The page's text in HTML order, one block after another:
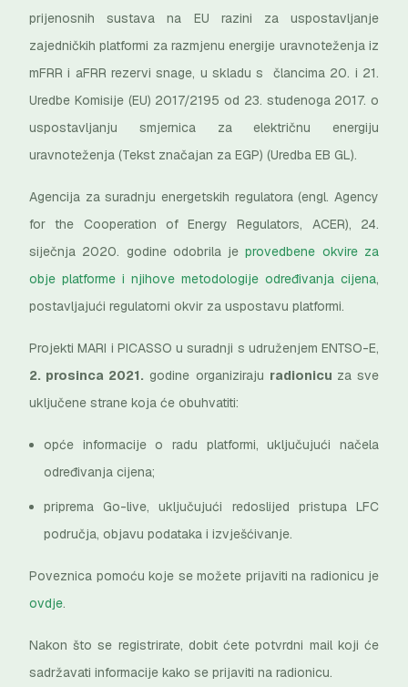
prijenosnih sustava na EU razini za uspostavljanje
zajedničkih platformi za razmjenu energije uravnoteženja iz
mFRR i aFRR rezervi snage, u skladu s člancima 20. i 21.
Uredbe Komisije (EU) 2017/2195 оd 23. studenoga 2017. o
uspostavljanju smjernica za električnu energiju
uravnoteženja (Tekst značajan za EGP) (Uredba EB GL).
Agencija za suradnju energetskih regulatora (engl. Agency
for the Cooperation of Energy Regulators, ACER), 24.
siječnja 2020. godine odobrila jeprovedbene okvire za
obje platforme i njihove metodologije određivanja cijena,
postavljajući regulatorni okvir za uspostavu platformi.
Projekti MARI i PICASSO u suradnji s udruženjem ENTSO-E,
2. prosinca 2021. godine organiziraju radionicu za sve
uključene strane koja će obuhvatiti:
opće informacije o radu platformi, uključujući načela
određivanja cijena;
priprema Go-live, uključujući redoslijed pristupa LFC
područja, objavu podataka i izvješćivanje.
Poveznica pomoću koje se možete prijaviti na radionicu je
ovdje.
Nakon što se registrirate, dobit ćete potvrdni mail koji će
sadržavati informacije kako se prijaviti na radionicu.